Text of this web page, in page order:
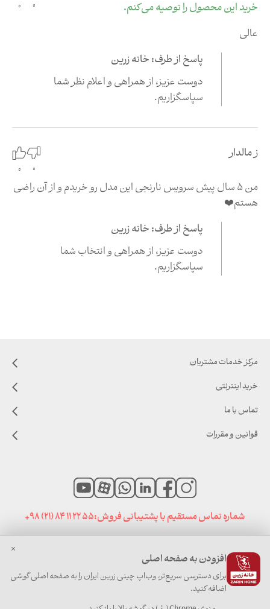
خرید این محصول را توصیه می‌کنم.
0
0
عالی
پاسخ از طرف: خانه زرین
دوست عزیز،‌ از همراهی و اعلام نظر شما
سپاسگزاریم.
ز مالدار
0
0
من 5 سال پیش سرویس نارنجی این مدل رو خریدم و از آن راضی
هستم❤️
پاسخ از طرف: خانه زرین
دوست عزیز،‌ از همراهی و انتخاب شما
سپاسگزاریم.
مرکز خدمات مشتریان
خرید اینترنتی
تماس با ما
قوانین و مقررات
شماره تماس مستقیم با پشتیبانی فروش:+98 (21) 84 11 22 55
صفحه نخست | اخبار خانه زرین
افزودن به صفحه اصلی
برای دسترسی سریع‌تر، وب‌اپ چینی زرین ایران را به صفحه اصلی گوشی
اضافه کنید.